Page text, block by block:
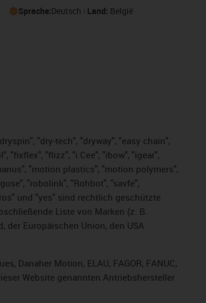
Sprache:Deutsch Land: België
"dry-tech", "dryway", "easy chain",
"fixflex", "flizz", "i.Cee", "ibow", "igear",
"motion plastics", "motion polymers",
"robolink", "Rohbot", "savfe",
und "yes" sind rechtlich geschützte
Liste von Marken (z. B.
der Europäischen Union, den USA
Danaher Motion, ELAU, FAGOR, FANUC,
Website genannten Antriebshersteller